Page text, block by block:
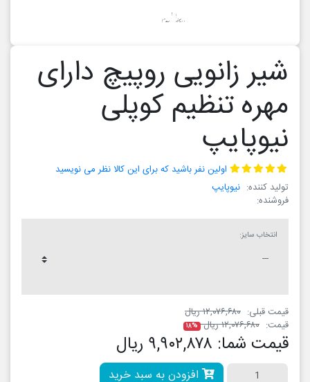
شیر زانویی روپیچ دارای
مهره تنظیم کوپلی
نیوپایپ
اولین نفر باشید که برای این کالا نظر می نویسید
تولید کننده: نیوپایپ
فروشنده:
انتخاب سایز:
قیمت قبلی: ۱۲,۰۷۶,۶۸۰ ریال
قیمت: ۱۲,۰۷۶,۶۸۰ ریال ۱۸%
قیمت شما: ۹,۹۰۲,۸۷۸ ریال
افزودن به سبد خرید